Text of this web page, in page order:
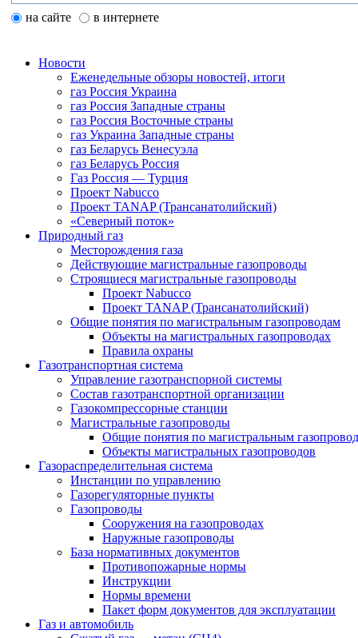
на сайте в интернете
Новости
Еженедельные обзоры новостей, итоги
газ Россия Украина
газ Россия Западные страны
газ Россия Восточные страны
газ Украина Западные страны
газ Беларусь Венесуэла
газ Беларусь Россия
Газ Россия — Турция
Проект Nabucco
Проект TANAP (Трансанатолийский)
«Северный поток»
Природный газ
Месторождения газа
Действующие магистральные газопроводы
Строящиеся магистральные газопроводы
Проект Nabucco
Проект TANAP (Трансанатолийский)
Общие понятия по магистральным газопроводам
Объекты на магистральных газопроводах
Правила охраны
Газотранспортная система
Управление газотранспорной системы
Состав газотранспортной организации
Газокомпрессорные станции
Магистральные газопроводы
Общие понятия по магистральным
Объекты магистральных газопроводов
Газораспределительная система
Инстанции по управлению
Газорегуляторные пункты
Газопроводы
Сооружения на газопроводах
Наружные газопроводы
База нормативных документов
Противопожарные нормы
Инструкции
Нормы времени
Пакет форм документов для эксплуатации
Газ и автомобиль